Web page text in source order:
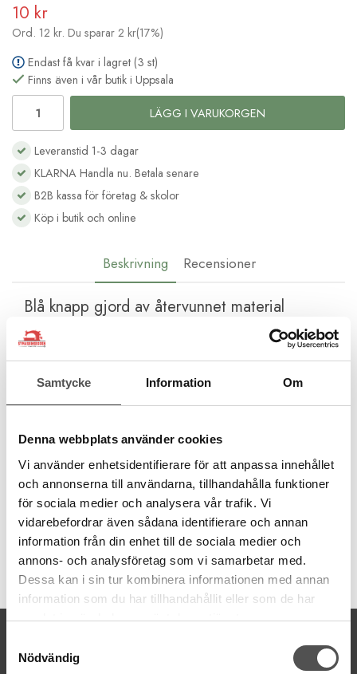
Samtycke Information Om
Denna webbplats använder cookies
Vi använder enhetsidentifierare för att anpassa innehållet
och annonserna till användarna, tillhandahålla funktioner
för sociala medier och analysera vår trafik. Vi
vidarebefordrar även sådana identifierare och annan
information från din enhet till de sociala medier och
annons- och analysföretag som vi samarbetar med.
Dessa kan i sin tur kombinera informationen med annan
information som du har tillhandahållit eller som de har
samlat in när du har använt deras tjänster.
Nödvändig
10 kr
Ord. 12 kr. Du sparar 2 kr(17%)
Endast få kvar i lagret (3 st)
Finns även i vår butik i Uppsala
LÄGG I VARUKORGEN
Leveranstid 1-3 dagar
KLARNA Handla nu. Betala senare
B2B kassa för företag & skolor
Köp i butik och online
Beskrivning Recensioner
Blå knapp gjord av återvunnet material
Knapp med två hål som är tillverkad av återvunnen bomull och
polyester. Knappen är liksidig och har en matt, lite ruggad yta
som kommer utav bomullen. Det gör att den är mjuk och fin och
inte känns så hård som en plastknapp kan göra. Knappen har en
tyger och garn i ull och lin.
Storlek: 25 mm
Material: 75% återvunnen bomull, 25% polyester
Tvätt: 40 grader
Artikelnummer:
453465025066
kontakt@symaskinsboden.se